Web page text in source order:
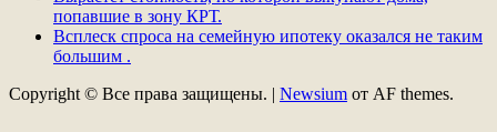
попавшие в зону КРТ.
Всплеск спроса на семейную ипотеку оказался не таким
большим .
Copyright © Все права защищены. | Newsium от AF themes.